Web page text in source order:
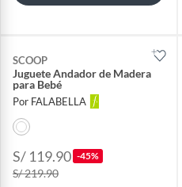
SCOOP
Juguete Andador de Madera
para Bebé
Por FALABELLA
S/ 119.90 -45%
S/ 219.90